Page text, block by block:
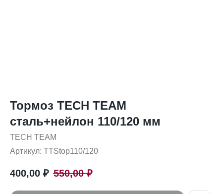
Тормоз TECH TEAM
сталь+нейлон 110/120 мм
TECH TEAM
Артикул: TTStop110/120
400,00 ₽ 550,00 ₽